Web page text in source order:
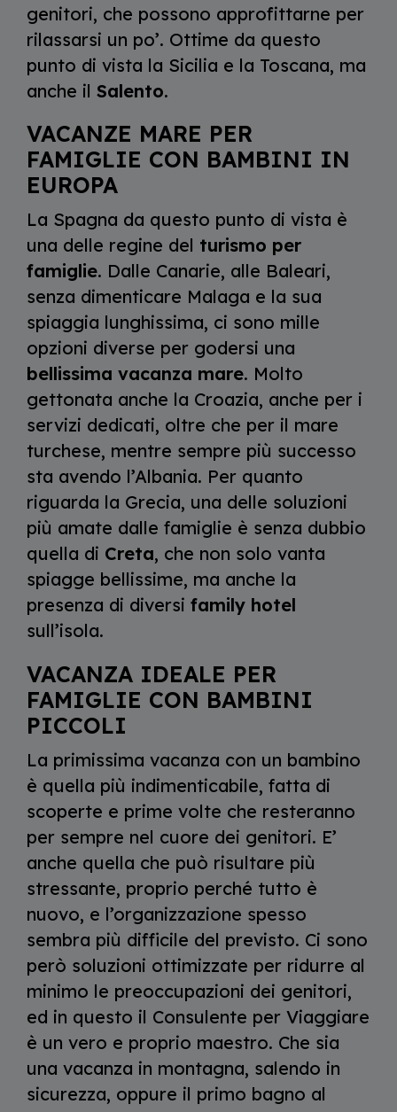
genitori, che possono approfittarne per
rilassarsi un po’. Ottime da questo
punto di vista la Sicilia e la Toscana, ma
anche il Salento.
VACANZE MARE PER
FAMIGLIE CON BAMBINI IN
EUROPA
La Spagna da questo punto di vista è
una delle regine del turismo per
famiglie. Dalle Canarie, alle Baleari,
senza dimenticare Malaga e la sua
spiaggia lunghissima, ci sono mille
opzioni diverse per godersi una
bellissima vacanza mare. Molto
gettonata anche la Croazia, anche per i
servizi dedicati, oltre che per il mare
turchese, mentre sempre più successo
sta avendo l’Albania. Per quanto
riguarda la Grecia, una delle soluzioni
più amate dalle famiglie è senza dubbio
quella di Creta, che non solo vanta
spiagge bellissime, ma anche la
presenza di diversi family hotel
sull’isola.
VACANZA IDEALE PER
FAMIGLIE CON BAMBINI
PICCOLI
La primissima vacanza con un bambino
è quella più indimenticabile, fatta di
scoperte e prime volte che resteranno
per sempre nel cuore dei genitori. E’
anche quella che può risultare più
stressante, proprio perché tutto è
nuovo, e l’organizzazione spesso
sembra più difficile del previsto. Ci sono
però soluzioni ottimizzate per ridurre al
minimo le preoccupazioni dei genitori,
ed in questo il Consulente per Viaggiare
è un vero e proprio maestro. Che sia
una vacanza in montagna, salendo in
sicurezza, oppure il primo bagno al